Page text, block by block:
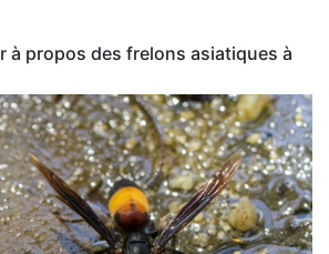
à propos des frelons asiatiques à